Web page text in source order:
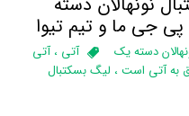
پی جی ما و تیم تیوا
دسته یک آتی ،آتی
به آتی است، لیگ بسکتبال